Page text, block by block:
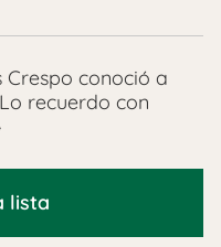
Crespo conoció a
recuerdo con
lista